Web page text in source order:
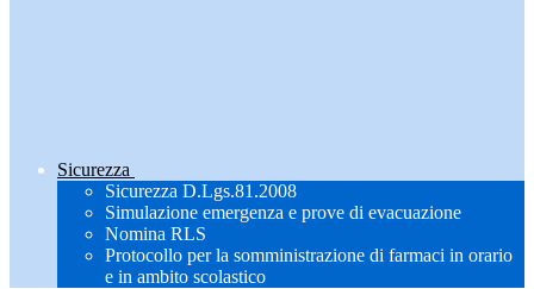
Sicurezza
Sicurezza D.Lgs.81.2008
Simulazione emergenza e prove di evacuazione
Nomina RLS
Protocollo per la somministrazione di farmaci in orario
e in ambito scolastico